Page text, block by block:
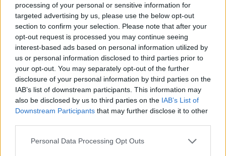
processing of your personal or sensitive information for
targeted advertising by us, please use the below opt-out
section to confirm your selection. Please note that after your
opt-out request is processed you may continue seeing
interest-based ads based on personal information utilized by
us or personal information disclosed to third parties prior to
your opt-out. You may separately opt-out of the further
disclosure of your personal information by third parties on the
IAB’s list of downstream participants. This information may
also be disclosed by us to third parties on the IAB’s List of
Downstream Participants that may further disclose it to other
Please note that this website/app uses one or more Google
Personal Data Processing Opt Outs
Είχε δυναμιτίσει το κλίμα από τον Ιούλιο, όταν
στην πρώτη συνεδρίαση της Κοινοβουλευτικής
Ομάδας μετά τις ευρωεκλογές είχε κατηγορήσει
την κυβέρνηση ότι «εξυπηρετεί τους λίγους
έναντι των πολλών», προκαλώντας τότε την
αντίδραση του πρωθυπουργού, ο οποίος έλαβε
το λόγο για να διαψεύσει τις αιτιάσεις του. «Δεν
δέχομαι τέτοιου είδους υπονοούμενα. Δεν
πήραμε το 41% επειδή ήμασταν με τους λίγους»